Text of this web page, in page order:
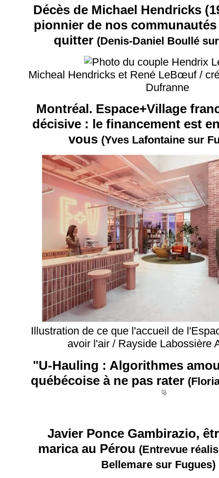
Décès de Michael Hendricks
pionnier de nos
quitter (Denis-Daniel Boullé
Micheal Hendricks et René LeBœuf /
Dufranne
Montréal. Espace+Village
décisive : le financement est
vous (Yves Lafontaine sur
Illustration de ce que l'accueil de
avoir l'air / Rayside Labossière
"U-Hauling : Algorithmes
québécoise à ne pas rater
__
Javier Ponce Gambirazio,
marica au Pérou (Entrevue
Bellemare sur Fugues)